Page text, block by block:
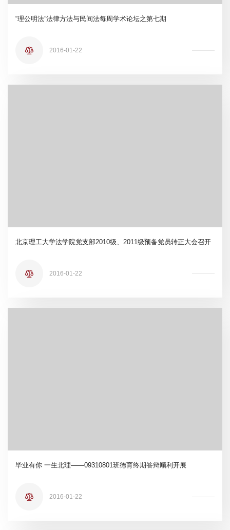
“理公明法”法律方法与民间法每周学术论坛之第七期
2016-01-22
北京理工大学法学院党支部2010级、2011级预备党员转正大会召开
2016-01-22
毕业有你 一生北理——09310801班德育终期答辩顺利开展
2016-01-22